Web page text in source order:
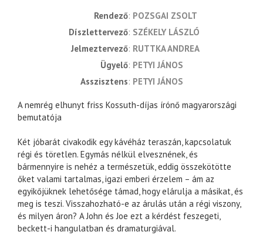
rendező POZSGAI ZSOLT
díszlettervező SZÉKELY LÁSZLÓ
jelmeztervező RUTTKA ANDREA
ügyelő PETYI JÁNOS
asszisztens PETYI JÁNOS
A nemrég elhunyt friss Kossuth-díjas írónő magyarországi
bemutatója
Két jóbarát civakodik egy kávéház teraszán, kapcsolatuk
régi és töretlen. Egymás nélkül elvesznének, és
bármennyire is nehéz a természetük, eddig összekötötte
őket valami tartalmas, igazi emberi érzelem – ám az
egyikőjüknek lehetősége támad, hogy elárulja a másikat, és
meg is teszi. Visszahozható-e az árulás után a régi viszony,
és milyen áron? A John és Joe ezt a kérdést feszegeti,
beckett-i hangulatban és dramaturgiával.